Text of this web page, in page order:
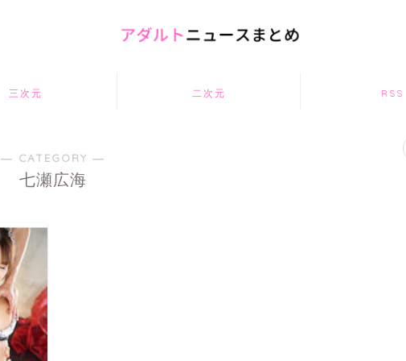
三次元 二次元 RSS
― CATEGORY ―
七瀬広海